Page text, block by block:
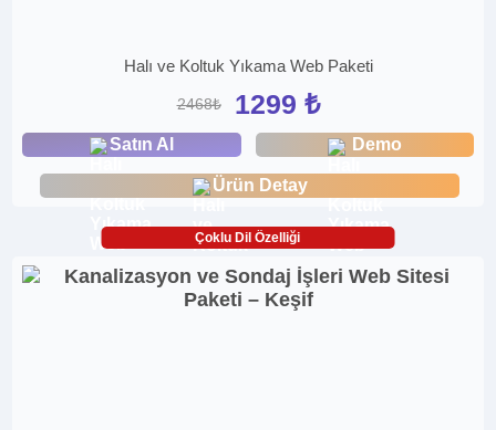
Halı ve Koltuk Yıkama Web Paketi
2468₺ 1299 ₺
Satın Al Demo
Ürün Detay
Çoklu Dil Özelliği